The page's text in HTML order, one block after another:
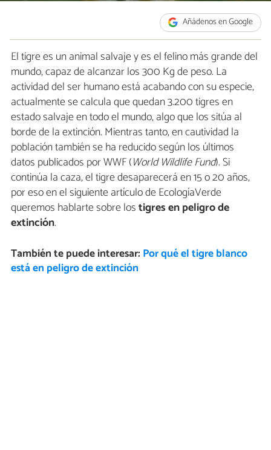
Añádenos en Google
El tigre es un animal salvaje y es el felino más grande del
mundo, capaz de alcanzar los 300 Kg de peso. La
actividad del ser humano está acabando con su especie,
actualmente se calcula que quedan 3.200 tigres en
estado salvaje en todo el mundo, algo que los sitúa al
borde de la extinción. Mientras tanto, en cautividad la
población también se ha reducido según los últimos
datos publicados por WWF (World Wildlife Fund). Si
continúa la caza, el tigre desaparecerá en 15 o 20 años,
por eso en el siguiente artículo de EcologíaVerde
queremos hablarte sobre lostigres en peligro de
extinción.
También te puede interesar: Por qué el tigre blanco
está en peligro de extinción